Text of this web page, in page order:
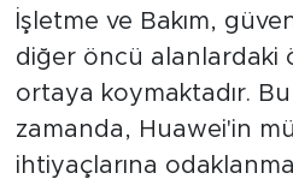
İşletme ve Bakım,
diğer öncü alanlardaki
ortaya koymaktadır.
zamanda, Huawei'in
ihtiyaçlarına